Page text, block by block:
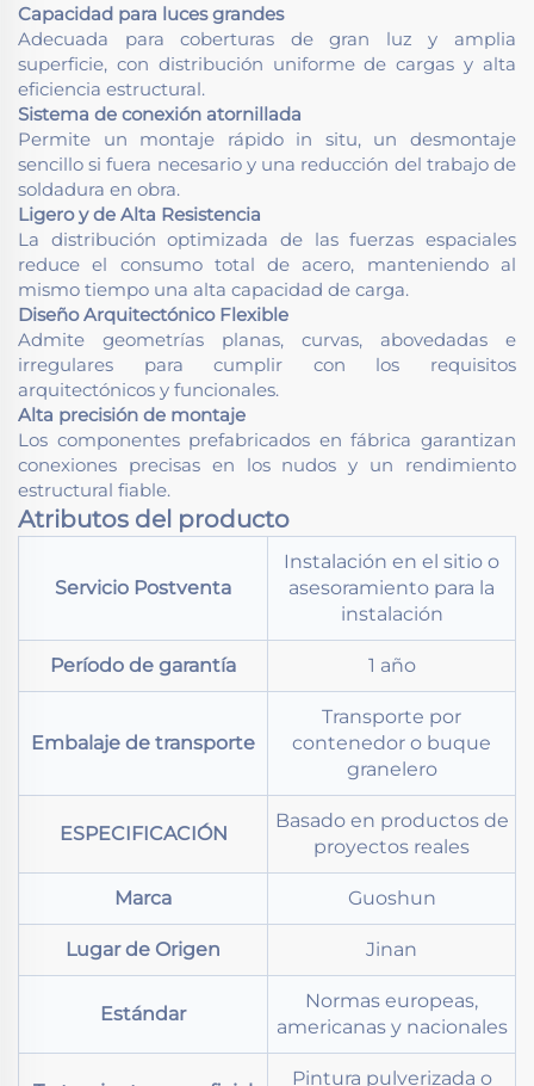
Capacidad para luces grandes
Adecuada para coberturas de gran luz y amplia
superficie, con distribución uniforme de cargas y alta
eficiencia estructural.
Sistema de conexión atornillada
Permite un montaje rápido in situ, un desmontaje
sencillo si fuera necesario y una reducción del trabajo de
soldadura en obra.
Ligero y de Alta Resistencia
La distribución optimizada de las fuerzas espaciales
reduce el consumo total de acero, manteniendo al
mismo tiempo una alta capacidad de carga.
Diseño Arquitectónico Flexible
Admite geometrías planas, curvas, abovedadas e
irregulares para cumplir con los requisitos
arquitectónicos y funcionales.
Alta precisión de montaje
Los componentes prefabricados en fábrica garantizan
conexiones precisas en los nudos y un rendimiento
estructural fiable.
Atributos del producto
Servicio Postventa
Instalación en el sitio o
asesoramiento para la
instalación
Período de garantía 1 año
Embalaje de transporte
Transporte por
contenedor o buque
granelero
ESPECIFICACIÓN
Basado en productos de
proyectos reales
Marca Guoshun
Lugar de Origen Jinan
Estándar
Normas europeas,
americanas y nacionales
Pintura pulverizada o